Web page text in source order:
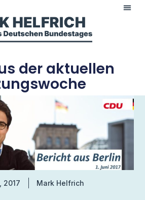
der aktuellen
2017 Mark Helfrich